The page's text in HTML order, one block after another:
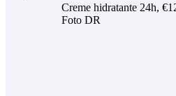
Creme hidratante 24h,
Foto DR